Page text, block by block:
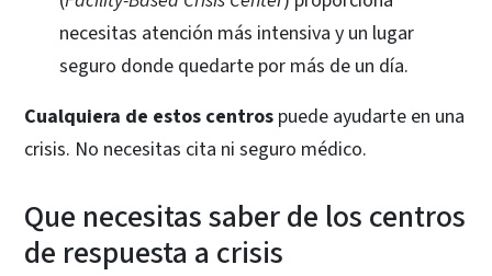
necesitas atención más intensiva y un lugar
seguro donde quedarte por más de un día.
Cualquiera de estos centros puede ayudarte en una
crisis. No necesitas cita ni seguro médico.
Que necesitas saber de los centros
de respuesta a crisis